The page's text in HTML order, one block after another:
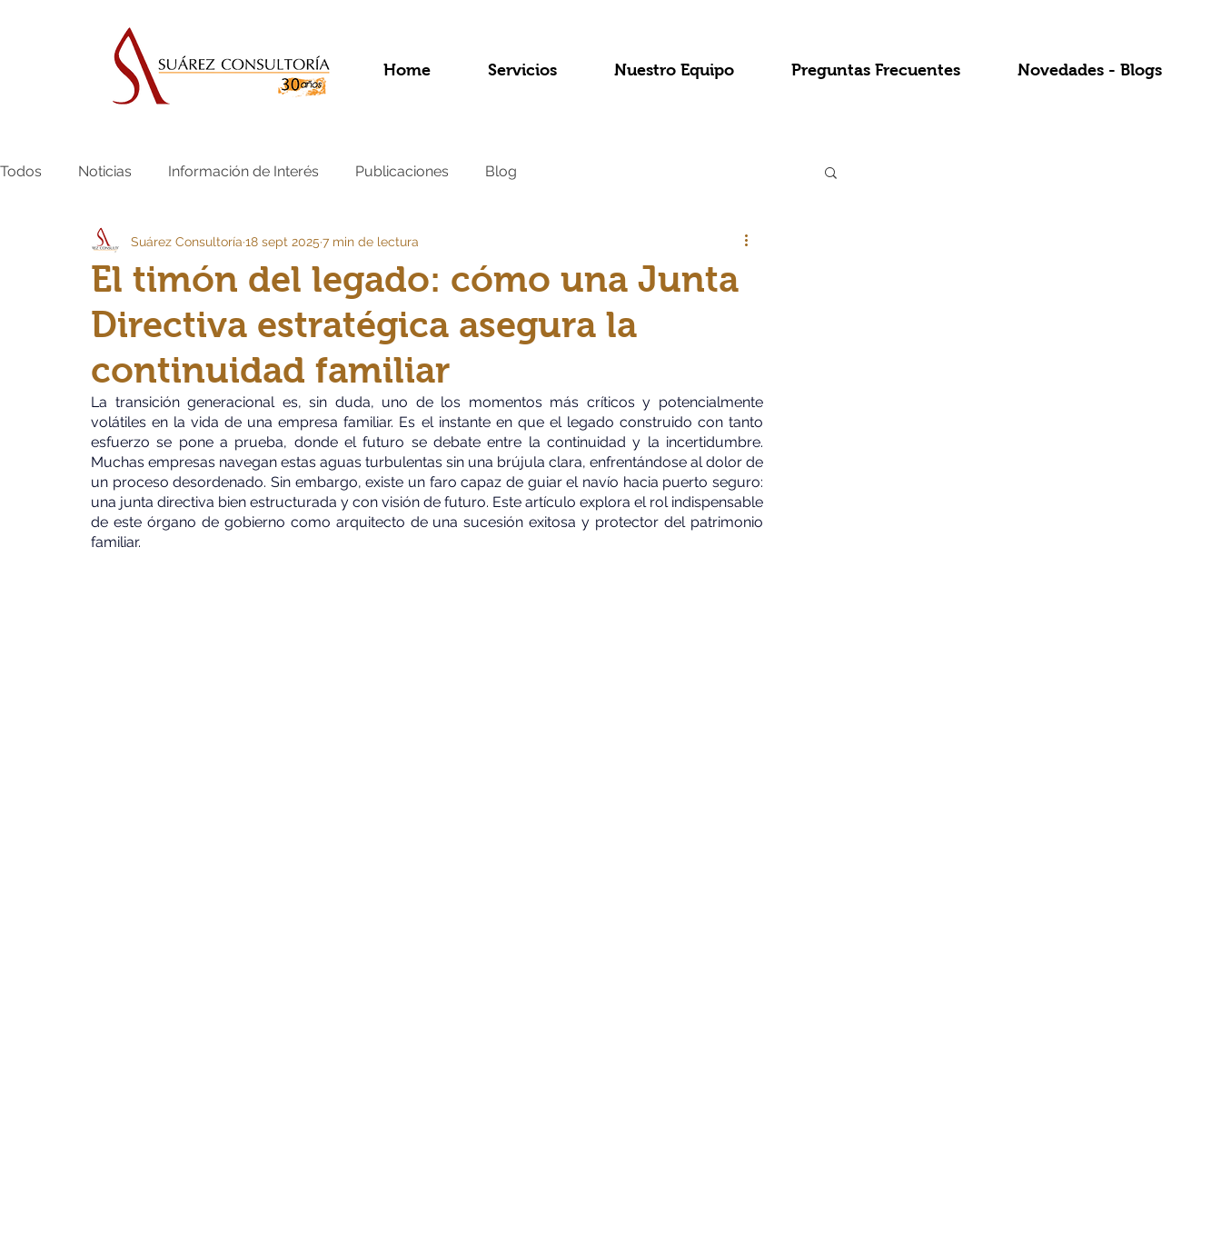
Home Servicios Nuestro Equipo Preguntas Frecuentes Novedades - Blogs
Todos Noticias Información de Interés Publicaciones Blog
El timón del legado: cómo una Junta
Directiva estratégica asegura la
continuidad familiar
Suárez Consultoría 18 sept 2025 7 min de lectura
La transición generacional es, sin duda, uno de los momentos más críticos y potencialmente
volátiles en la vida de una empresa familiar. Es el instante en que el legado construido con tanto
esfuerzo se pone a prueba, donde el futuro se debate entre la continuidad y la incertidumbre.
Muchas empresas navegan estas aguas turbulentas sin una brújula clara, enfrentándose al dolor de
un proceso desordenado. Sin embargo, existe un faro capaz de guiar el navío hacia puerto seguro:
una junta directiva bien estructurada y con visión de futuro. Este artículo explora el rol indispensable
de este órgano de gobierno como arquitecto de una sucesión exitosa y protector del patrimonio
familiar.